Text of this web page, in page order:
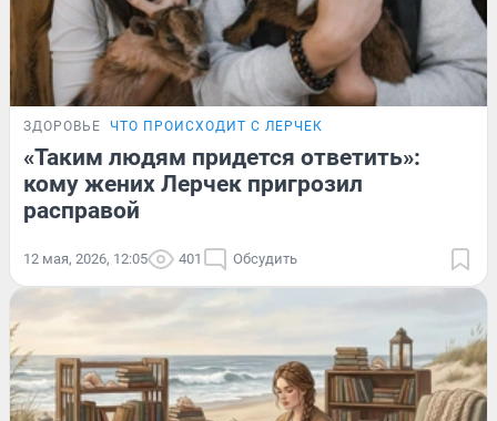
ЗДОРОВЬЕ ЧТО ПРОИСХОДИТ С ЛЕРЧЕК
«Таким людям придется ответить»:
кому жених Лерчек пригрозил
расправой
12 мая, 2026, 12:05 401 Обсудить